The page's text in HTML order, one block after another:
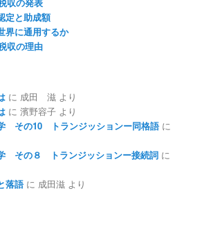
定と助成額
界に通用するか
収の理由
に 成田 滋 より
に濱野容子 より
その10 トランジッションー同格語に
その８ トランジッションー接続詞 に
落語に 成田滋 より